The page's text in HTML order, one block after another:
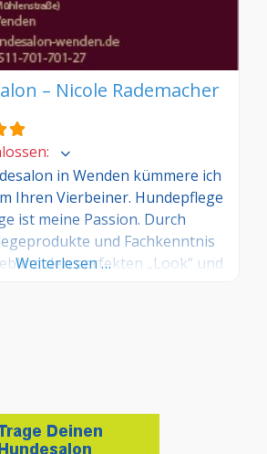
– Nicole Rademacher
:
in Wenden kümmere ich
Ihren Vierbeiner. Hundepflege
ist meine Passion. Durch
und Fachkenntnis
den perfekten „Look“ und
Weiterlesen …